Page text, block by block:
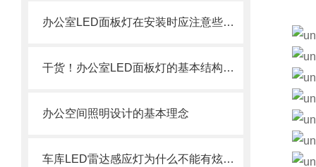
办公室LED面板灯在安装时应注意些什么？
干货！办公室LED面板灯的基本结构介绍
办公空间照明设计的基本理念
车库LED雷达感应灯为什么不能有炫光？